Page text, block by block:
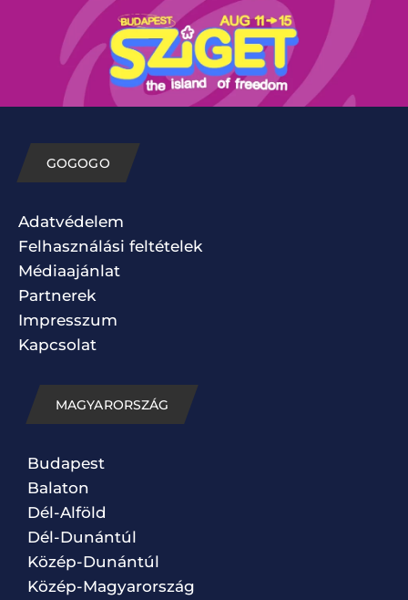
GOGOGO
Adatvédelem
Felhasználási feltételek
Médiaajánlat
Partnerek
Impresszum
Kapcsolat
MAGYARORSZÁG
Budapest
Balaton
Dél-Alföld
Dél-Dunántúl
Közép-Dunántúl
Közép-Magyarország